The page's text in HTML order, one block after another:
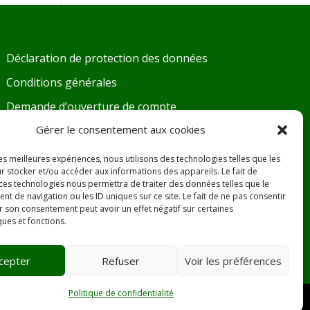
Gérer le consentement aux cookies
meilleures expériences, nous utilisons des technologies telles que les
stocker et/ou accéder aux informations des appareils. Le fait de
technologies nous permettra de traiter des données telles que le
de navigation ou les ID uniques sur ce site. Le fait de ne pas consentir
son consentement peut avoir un effet négatif sur certaines
et fonctions.
Refuser Voir les préférences
Politique de confidentialité
Déclaration de protection des données
Conditions générales
Demande d’ouverture de compte
Fiches de sécurité
DoP – Déclaration de Performance
Désamiantage
SAV
Promotions